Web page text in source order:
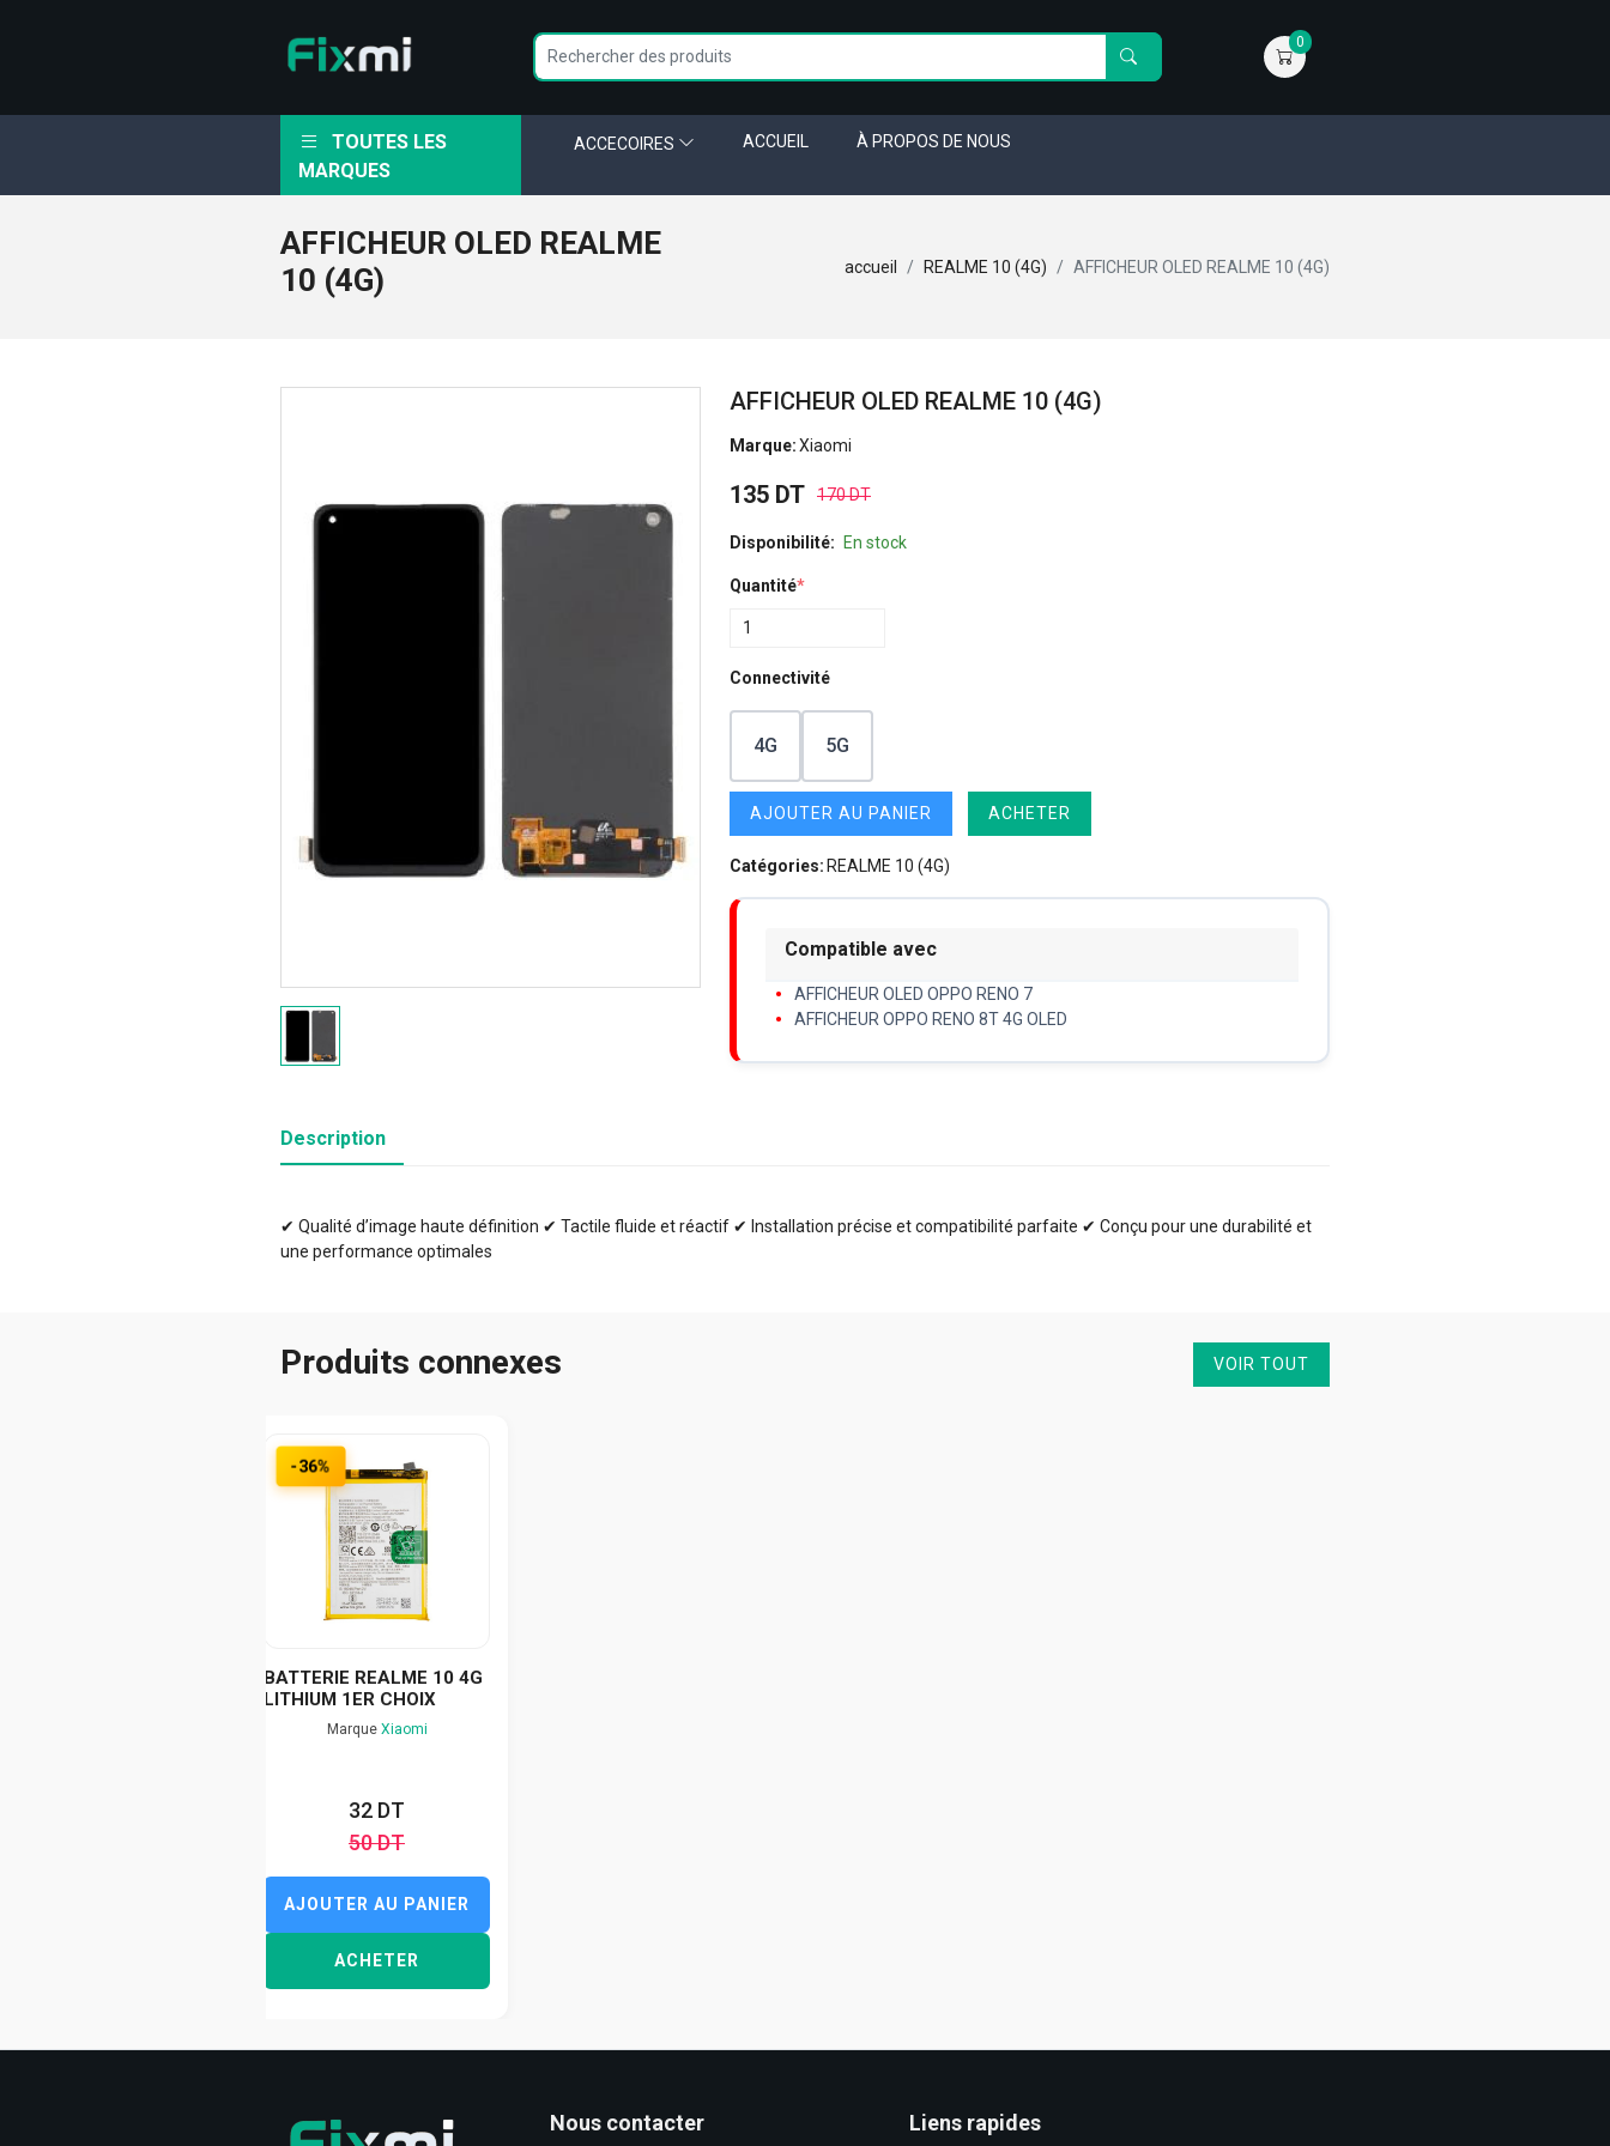
0
TOUTES LES
MARQUES
ACCECOIRES ACCUEIL À PROPOS DE NOUS
AFFICHEUR OLED REALME
10 (4G)
accueil REALME 10 (4G) AFFICHEUR OLED REALME 10 (4G)
AFFICHEUR OLED REALME 10 (4G)
Marque:Xiaomi
135 DT 170 DT
Disponibilité: En stock
Quantité*
Connectivité
4G 5G
AJOUTER AU PANIER ACHETER
Catégories: REALME 10 (4G)
Compatible avec
AFFICHEUR OLED OPPO RENO 7
AFFICHEUR OPPO RENO 8T 4G OLED
Description
✔ Qualité d’image haute définition ✔ Tactile fluide et réactif ✔ Installation précise et compatibilité parfaite ✔ Conçu pour une durabilité et
une performance optimales
Produits connexes VOIR TOUT
-36%
BATTERIE REALME 10 4G
LITHIUM 1ER CHOIX
Marque Xiaomi
32 DT
50 DT
AJOUTER AU PANIER
ACHETER
Nous contacter Liens rapides